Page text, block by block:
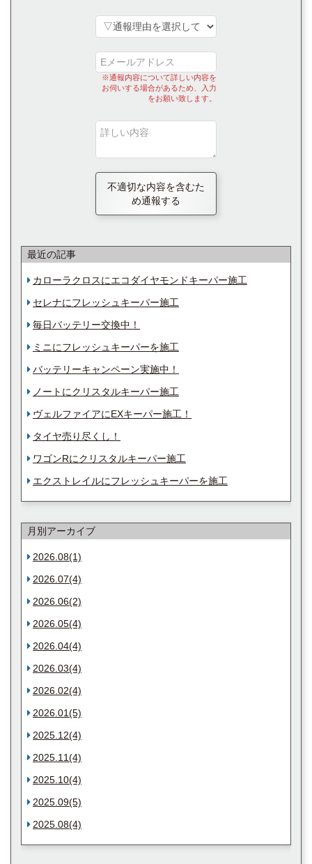
※通報内容について詳しい内容を
お伺いする場合があるため、入力
をお願い致します。
不適切な内容を含むた
め通報する
最近の記事
カローラクロスにエコダイヤモンドキーパー施工
セレナにフレッシュキーパー施工
毎日バッテリー交換中！
ミニにフレッシュキーパーを施工
バッテリーキャンペーン実施中！
ノートにクリスタルキーパー施工
ヴェルファイアにEXキーパー施工！
タイヤ売り尽くし！
ワゴンRにクリスタルキーパー施工
エクストレイルにフレッシュキーパーを施工
月別アーカイブ
2026.08(1)
2026.07(4)
2026.06(2)
2026.05(4)
2026.04(4)
2026.03(4)
2026.02(4)
2026.01(5)
2025.12(4)
2025.11(4)
2025.10(4)
2025.09(5)
2025.08(4)